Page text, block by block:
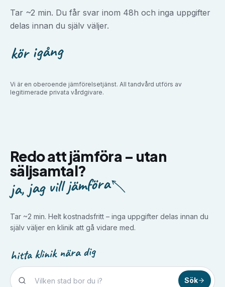
Tar ~2 min. Du får svar inom 48h och inga uppgifter
delas innan du själv väljer.
kör igång
Vi är en oberoende jämförelsetjänst. All tandvård utförs av
legitimerade privata vårdgivare.
Redo att jämföra – utan
säljsamtal?
ja, jag vill jämföra
Tar ~2 min. Helt kostnadsfritt – inga uppgifter delas innan du
själv väljer en klinik att gå vidare med.
hitta klinik nära dig
Sök